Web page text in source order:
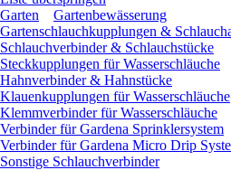
Garten
Gartenbewässerung
Gartenschlauchkupplungen &
Schlauchverbinder & Schlauchstücke
Steckkupplungen für Wasserschläuche
Hahnverbinder & Hahnstücke
Klauenkupplungen für Wasserschläuche
Klemmverbinder für Wasserschläuche
Verbinder für Gardena Sprinklersystem
Verbinder für Gardena Micro Drip
Sonstige Schlauchverbinder